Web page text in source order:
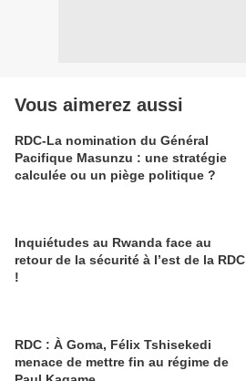
Vous aimerez aussi
RDC-La nomination du Général
Pacifique Masunzu : une stratégie
calculée ou un piège politique ?
Inquiétudes au Rwanda face au
retour de la sécurité à l’est de la RDC
!
RDC : À Goma, Félix Tshisekedi
menace de mettre fin au régime de